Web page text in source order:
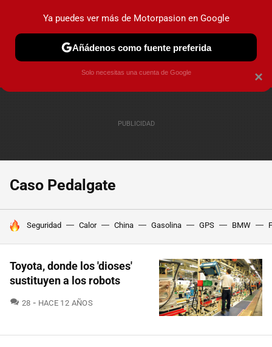
PRUEBAS COCHES ELÉCTRICOS OBSERVATORIO
Caso Pedalgate
HOY SE HABLA DE
Seguridad Calor China Gasolina GPS BMW
Toyota, donde los 'dioses'
sustituyen a los robots
28 COMENTARIOS
HACE 12 AÑOS
×
Ya puedes ver más de Motorpasion en Google
Añádenos como fuente preferida
Solo necesitas una cuenta de Google